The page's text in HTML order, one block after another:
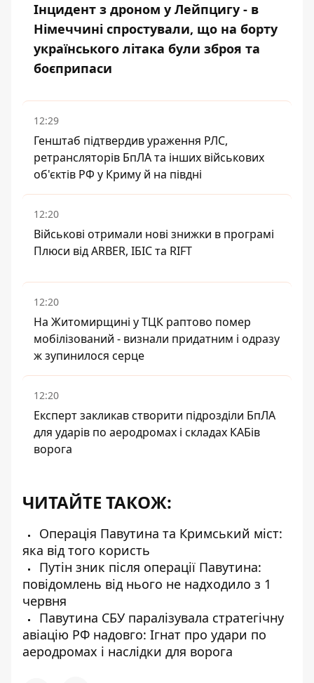
Інцидент з дроном у Лейпцигу - в
Німеччині спростували, що на борту
українського літака були зброя та
боєприпаси
12:29
Генштаб підтвердив ураження РЛС,
ретрансляторів БпЛА та інших військових
об'єктів РФ у Криму й на півдні
12:20
Військові отримали нові знижки в програмі
Плюси від ARBER, ІБІС та RIFT
12:20
На Житомирщині у ТЦК раптово помер
мобілізований - визнали придатним і одразу
ж зупинилося серце
12:20
Експерт закликав створити підрозділи БпЛА
для ударів по аеродромах і складах КАБів
ворога
ЧИТАЙТЕ ТАКОЖ:
Операція Павутина та Кримський міст:
яка від того користь
Путін зник після операції Павутина:
повідомлень від нього не надходило з 1
червня
Павутина СБУ паралізувала стратегічну
авіацію РФ надовго: Ігнат про удари по
аеродромах і наслідки для ворога